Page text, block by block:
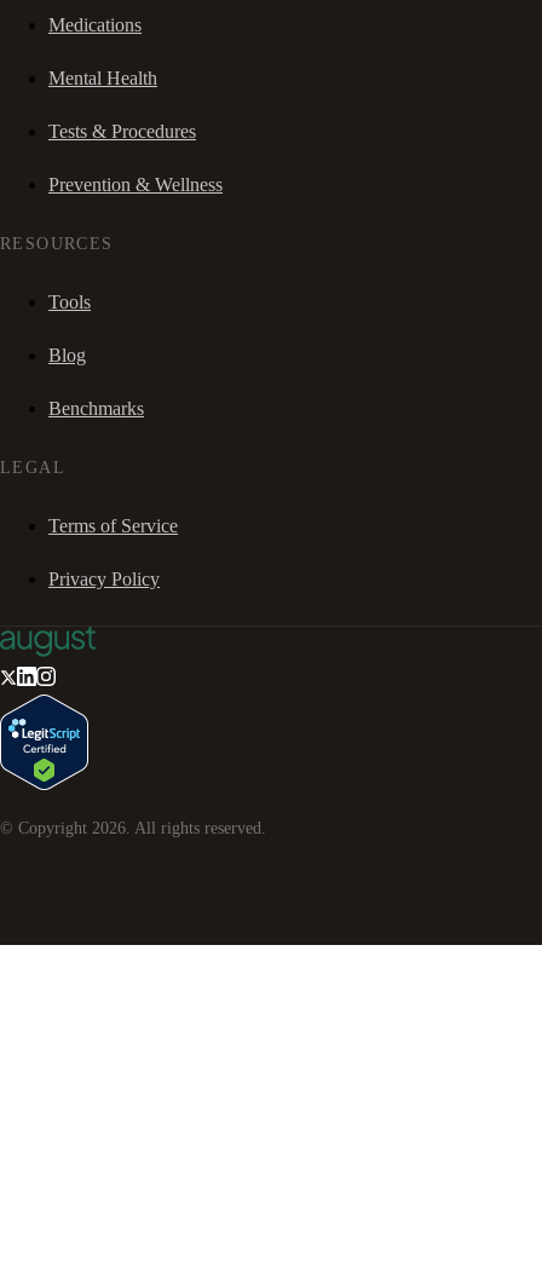
Medications
Mental Health
Tests & Procedures
Prevention & Wellness
RESOURCES
Tools
Blog
Benchmarks
LEGAL
Terms of Service
Privacy Policy
© Copyright 2026 . All rights reserved.